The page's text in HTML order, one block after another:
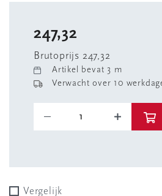
247,32
Brutoprijs 247,32
Artikel bevat 3 m
Verwacht over 10
Vergelijk